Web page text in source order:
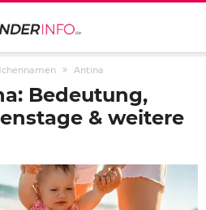
Antina
Bedeutung,
& weitere